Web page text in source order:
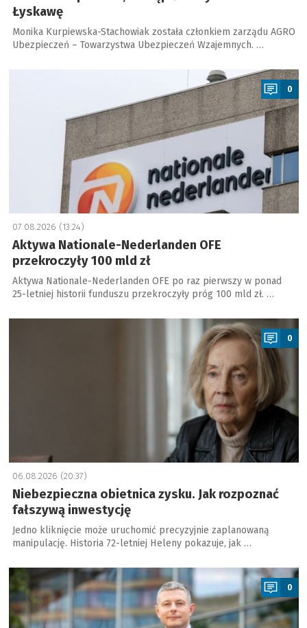
Łyskawę
Monika Kurpiewska-Stachowiak została członkiem zarządu AGRO
Ubezpieczeń – Towarzystwa Ubezpieczeń Wzajemnych. …
0
07.08.2026 (13:24)
Aktywa Nationale-Nederlanden OFE
przekroczyły 100 mld zł
Aktywa Nationale-Nederlanden OFE po raz pierwszy w ponad
25-letniej historii funduszu przekroczyły próg 100 mld zł. …
a
0
06.08.2026 (20:37)
Niebezpieczna obietnica zysku. Jak rozpoznać
fałszywą inwestycję
Jedno kliknięcie może uruchomić precyzyjnie zaplanowaną
manipulację. Historia 72-letniej Heleny pokazuje, jak …
a
0